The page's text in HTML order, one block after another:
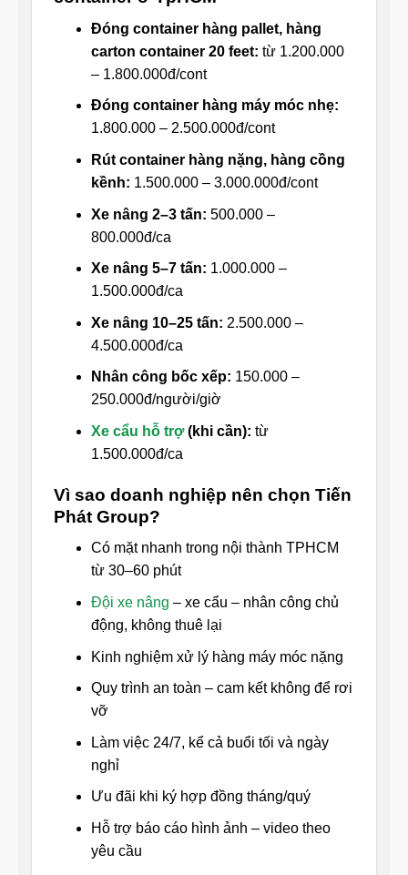
Đóng container hàng pallet, hàng
carton container 20 feet: từ 1.200.000
– 1.800.000đ/cont
Đóng container hàng máy móc nhẹ:
1.800.000 – 2.500.000đ/cont
Rút container hàng nặng, hàng cồng
kềnh: 1.500.000 – 3.000.000đ/cont
Xe nâng 2–3 tấn: 500.000 –
800.000đ/ca
Xe nâng 5–7 tấn: 1.000.000 –
1.500.000đ/ca
Xe nâng 10–25 tấn: 2.500.000 –
4.500.000đ/ca
Nhân công bốc xếp: 150.000 –
250.000đ/người/giờ
Xe cẩu hỗ trợ(khi cần): từ
1.500.000đ/ca
Vì sao doanh nghiệp nên chọn Tiến
Phát Group?
Có mặt nhanh trong nội thành TPHCM
từ 30–60 phút
Đội xe nâng – xe cẩu – nhân công chủ
động, không thuê lại
Kinh nghiệm xử lý hàng máy móc nặng
Quy trình an toàn – cam kết không để rơi
vỡ
Làm việc 24/7, kể cả buổi tối và ngày
nghỉ
Ưu đãi khi ký hợp đồng tháng/quý
Hỗ trợ báo cáo hình ảnh – video theo
yêu cầu